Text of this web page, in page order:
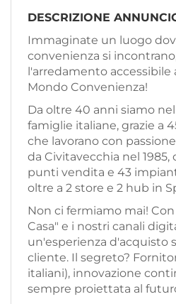
IT
DE
ES
PT
DESCRIZIONE
Immaginate un luogo
convenienza si
l'arredamento accessibile
Mondo Convenienza!
Da oltre 40 anni siamo
famiglie italiane, grazie a
che lavorano con
da Civitavecchia nel
punti vendita e 43
oltre a 2 store e 2 hub in
Non ci fermiamo mai!
Casa" e i nostri canali
un'esperienza d'acquisto
cliente. Il segreto?
italiani), innovazione
sempre proiettata al